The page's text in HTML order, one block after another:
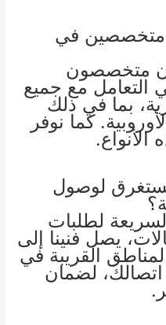
متخصصين في
متخصصون
التعامل مع جميع
بما في ذلك
كما نوفر
الأنواع.
لوصول
السريعة لطلبات
يصل فنينا إلى
القريبة في
لضمان